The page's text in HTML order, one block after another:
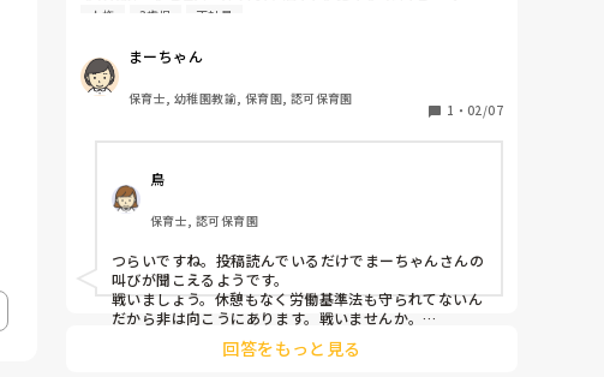
に…。正直人数的には見れる。けどどこのクラスも正
できる。出す書類とくだらん雑用任されてるのに部屋
から出られない状態…。寝かしつけも全然寝ないから
休憩はほぼなし。最低限のやることやって掃除したら
もう起こす時間。ホッとする時間すらない。正直疲れ
ら離れる、部屋から離れる時間が少しでも欲しい…。
年明ける前はできた。それがなくなって雑用は溜ま
る、子ども達と丁寧に関わりたいのにできない。イラ
イラする、子ども達にイライラする自分が嫌になる。
こんな気持ちで仕事したくない…疲れた…。なんで私
にはフォローもサポートもしてくれないんだろう…。
どのクラスにもフォローしてもらえるのになんでなん
だろう…それにインフルで休んだのに小言をもらっ
た…。ひとり担任だからかな…しんどくて休むことも
人権 3歳児 正社員
まーちゃん
保育士, 幼稚園教諭, 保育園, 認可保育園
1 ・ 02/07
鳥
保育士, 認可保育園
つらいですね。投稿読んでいるだけでまーちゃんさんの
叫びが聞こえるようです。
戦いましょう。休憩もなく労働基準法も守られてないん
だから非は向こうにあります。戦いませんか。
私もほぼ同じ境遇で、今年度すごく大変な3歳児を担任
回答をもっと見る